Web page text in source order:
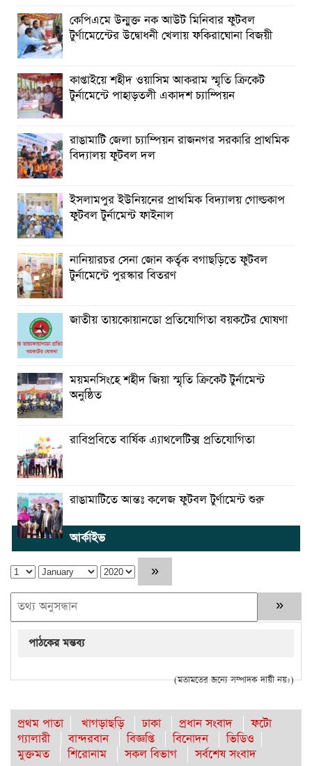
তিন দিন পর ব্রহ্মপুত্র নদে নিখোঁজ সাইফুলের মরদেহ গফরগাঁও
থেকে উদ্ধার
ব্রহ্মপুত্র নদে নিখোঁজ কৃষকের সন্ধান মেলেনি
রাঙ্গুনিয়ায় জুলাই গণঅভ্যুত্থান দিবস পালিত
পার্বতীপুরে জুলাই গণঅভ্যুত্থান দিবস পালন
আত্রাইয়ে যথাযোগ্য মর্যাদায় ‘জুলাই গণঅভ্যুত্থান দিবস’ পালিত
কেপিএমে উন্মুক্ত নক আউট মিনিবার ফুটবল
টুর্ণামেন্টেের উদ্বোধনী খেলায় ফকিরাঘোনা বিজয়ী
কাপ্তাইয়ে শহীদ ওয়াসিম আকরাম স্মৃতি ক্রিকেট
টুর্নামেন্টে পাহাড়তলী একাদশ চ্যাম্পিয়ন
রাঙামাটি জেলা চ্যাম্পিয়ন রাজনগর সরকারি প্রাথমিক
বিদ্যালয় ফুটবল দল
ইসলামপুর ইউনিয়নের প্রাথমিক বিদ্যালয় গোল্ডকাপ
ফুটবল টুর্নামেন্ট ফাইনাল
নানিয়ারচর সেনা জোন কর্তৃক বগাছড়িতে ফুটবল
টুর্নামেন্টে পুরস্কার বিতরণ
জাতীয় তায়কোয়ানডো প্রতিযোগিতা বয়কটের ঘোষণা
ময়মনসিংহে শহীদ জিয়া স্মৃতি ক্রিকেট টুর্নামেন্ট
অনুষ্ঠিত
রাবিপ্রবিতে বার্ষিক এ্যাথলেটিক্স প্রতিযোগিতা
রাঙামাটিতে আন্তঃ কলেজ ফুটবল টুর্ণামেন্ট শুরু
আর্কাইভ
পাঠকের মন্তব্য
(মতামতের জন্যে সম্পাদক দায়ী নয়।)
প্রথম পাতা খাগড়াছড়ি ঢাকা প্রধান সংবাদ
ফটো
গ্যালারী
বান্দরবান বিজ্ঞপ্তি বিনোদন
ভিডিও
মুক্তমত
শিরোনাম সকল বিভাগ সর্বশেষ সংবাদ